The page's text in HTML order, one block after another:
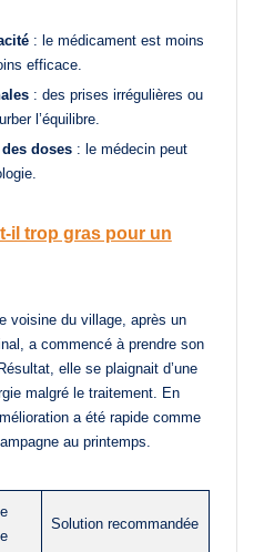
: le médicament est moins
efficace.
: des prises irrégulières ou
l’équilibre.
doses : le médecin peut
il trop gras pour un
voisine du village, après un
a commencé à prendre son
elle se plaignait d’une
malgré le traitement. En
a été rapide comme
au printemps.
Solution recommandée